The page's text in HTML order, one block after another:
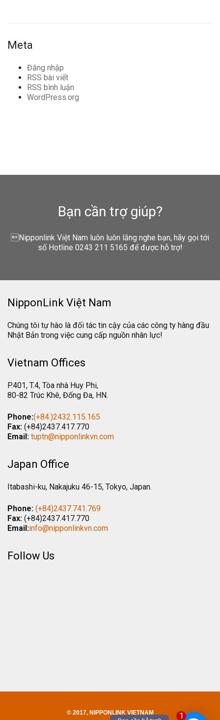
1
Meta
Đăng nhập
RSS bài viết
RSS bình luận
WordPress.org
Bạn cần trợ giúp?
Nipponlink Việt Nam luôn luôn lắng nghe bạn, hãy gọi tới
số Hotline 0243 211 5165 để được hỗ trợ!
NipponLink Việt Nam
Chúng tôi tự hào là đối tác tin cậy của các công ty hàng đầu
Nhật Bản trong việc cung cấp nguồn nhân lực!
Vietnam Offices
P.401, T.4, Tòa nhà Huy Phi,
80-82 Trúc Khê, Đống Đa, HN.
Phone:(+84.)2432.115.165
Fax: (+84)2437.417.770
Email: tuptn@nipponlinkvn.com
Japan Office
Itabashi-ku, Nakajuku 46-15, Tokyo, Japan.
Phone: (+84)2437.741.769
Fax: (+84)2437.417.770
Email:info@nipponlinkvn.com
Follow Us
© 2017, NIPPONLINK VIETNAM